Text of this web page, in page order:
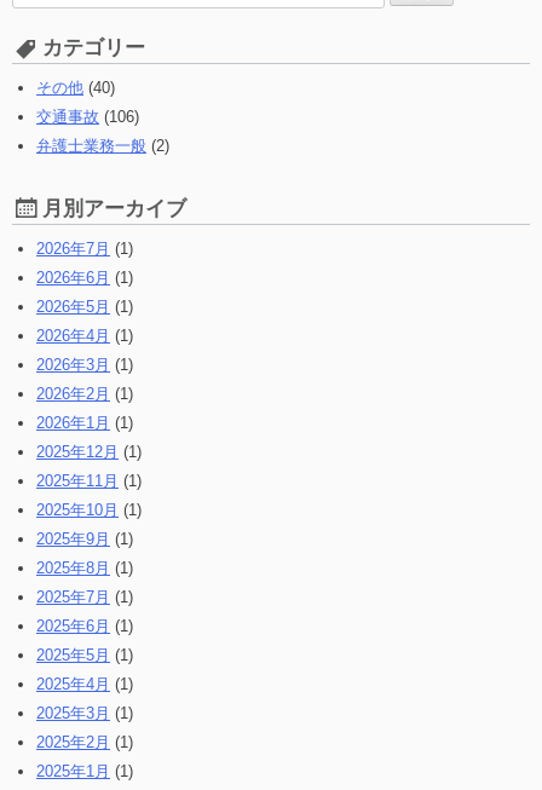
索
す
る:
カテゴリー
その他 (40)
交通事故 (106)
弁護士業務一般 (2)
月別アーカイブ
2026年7月 (1)
2026年6月 (1)
2026年5月 (1)
2026年4月 (1)
2026年3月 (1)
2026年2月 (1)
2026年1月 (1)
2025年12月 (1)
2025年11月 (1)
2025年10月 (1)
2025年9月 (1)
2025年8月 (1)
2025年7月 (1)
2025年6月 (1)
2025年5月 (1)
2025年4月 (1)
2025年3月 (1)
2025年2月 (1)
2025年1月 (1)